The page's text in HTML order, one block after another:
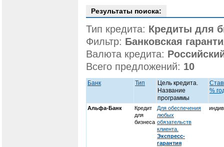
Результаты поиска:
Тип кредита: Кредиты для
Фильтр: Банковская
Валюта кредита:
Всего предложений: 10
Банк Тип
Цель кредита.
Название
программы
%
Альфа-Банк
Кредит
для
бизнеса
Для обеспечения
любых
обязательств
клиента.
Экспресс-
гарантия